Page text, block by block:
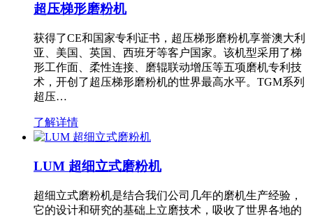
超压梯形磨粉机
获得了CE和国家专利证书，超压梯形磨粉机享誉澳大利
亚、美国、英国、西班牙等客户国家。该机型采用了梯
形工作面、柔性连接、磨辊联动增压等五项磨机专利技
术，开创了超压梯形磨粉机的世界最高水平。TGM系列
超压…
了解详情
LUM 超细立式磨粉机
超细立式磨粉机是结合我们公司几年的磨机生产经验，
它的设计和研究的基础上立磨技术，吸收了世界各地的